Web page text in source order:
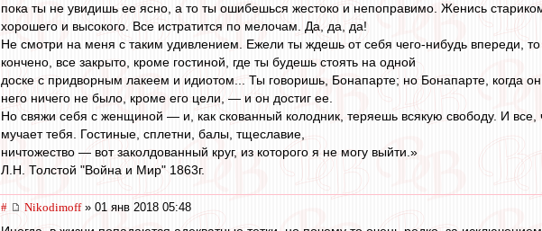
пока ты не увидишь ее ясно, а то ты ошибешься жестоко и непоправимо. Женись
хорошего и высокого. Все истратится по мелочам. Да, да, да!
Не смотри на меня с таким удивлением. Ежели ты ждешь от себя чего-нибудь впереди,
кончено, все закрыто, кроме гостиной, где ты будешь стоять на одной
доске с придворным лакеем и идиотом... Ты говоришь, Бонапарте; но Бонапарте, когда
него ничего не было, кроме его цели, — и он достиг ее.
Но свяжи себя с женщиной — и, как скованный колодник, теряешь всякую свободу. И все,
мучает тебя. Гостиные, сплетни, балы, тщеславие,
ничтожество — вот заколдованный круг, из которого я не могу выйти.»
Л.Н. Толстой "Война и Мир" 1863г.
# Nikodimoff» 01 янв 2018 05:48